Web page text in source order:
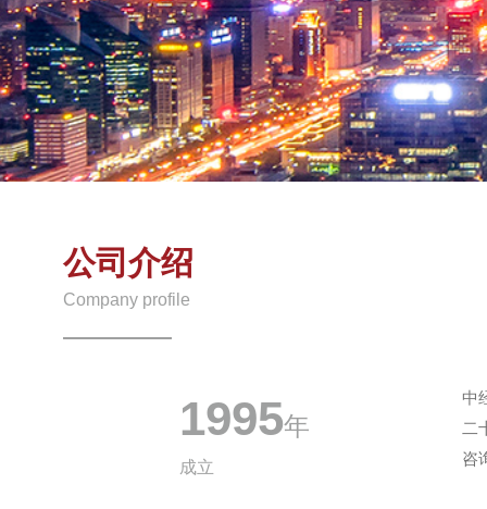
公司介绍
Company profile
1995年
成立
中
二
咨